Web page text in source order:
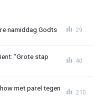
namiddag Godts 29
"Grote stap
40
met parel tegen
210